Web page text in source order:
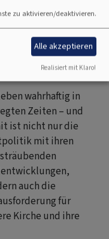
der
wahrhaftig in
Zeiten – und
ist nicht nur die
mit ihren
auch die
für
Kirche und ihre
zu aktivieren/deaktivieren.
Alle akzeptieren
Realisiert mit Klaro!